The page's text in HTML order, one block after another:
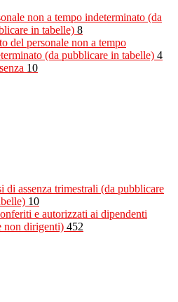
non a tempo indeterminato (da
in tabelle) 8
del personale non a tempo
(da pubblicare in tabelle) 4
10
di assenza trimestrali (da pubblicare
10
e autorizzati ai dipendenti
non dirigenti) 452